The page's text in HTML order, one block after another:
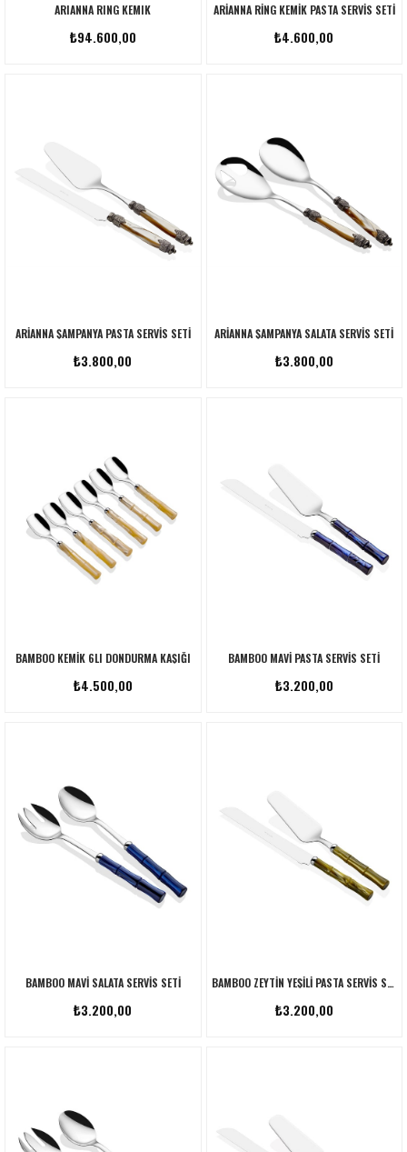
ARIANNA RING KEMIK
₺94.600,00
ARIANNA RING KEMIK PASTA SERVIS SETI
₺4.600,00
ARIANNA ŞAMPANYA PASTA SERVIS SETI
₺3.800,00
ARIANNA ŞAMPANYA SALATA SERVIS SETI
₺3.800,00
BAMBOO KEMIK 6LI DONDURMA KAŞIĞI
₺4.500,00
BAMBOO MAVI PASTA SERVIS SETI
₺3.200,00
BAMBOO MAVI SALATA SERVIS SETI
₺3.200,00
BAMBOO ZEYTIN YEŞILI PASTA SERVIS SETI
₺3.200,00